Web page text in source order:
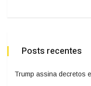
Posts recentes
Trump assina decretos